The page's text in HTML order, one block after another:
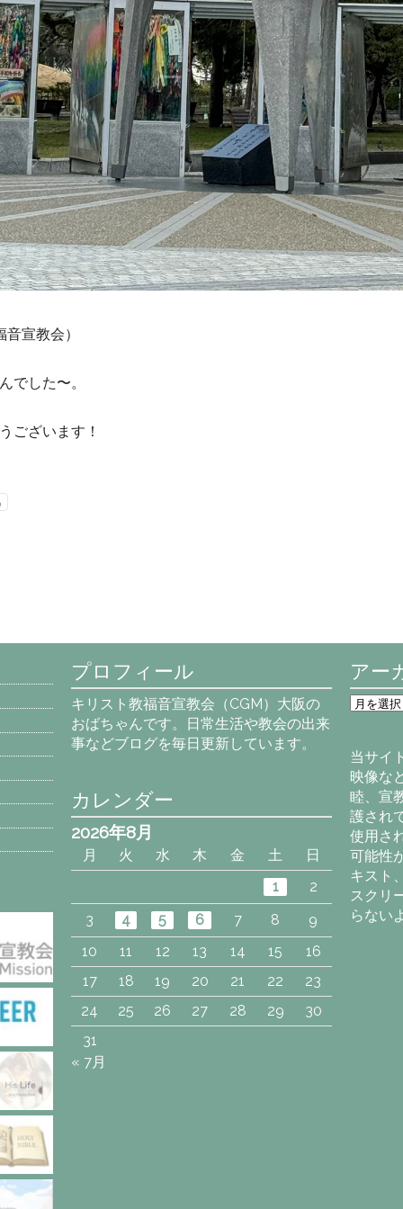
宣教会）
でした〜。
ございます！
プロフィール
キリスト教福音宣教会（CGM）大阪の
おばちゃんです。日常生活や教会の出来
事などブログを毎日更新しています。
アー
ア
ー
ブ
当サイ
映像な
睦、宣
護され
使用さ
可能性
キスト
スクリ
らない
カレンダー
2026年8月
月 火 水 木 金 土
日
1
2
3
4 5 6 7 8
9
10
11 12 13 14 15
16
17
18 19 20 21 22
23
24
25 26 27 28 29
30
31
« 7月